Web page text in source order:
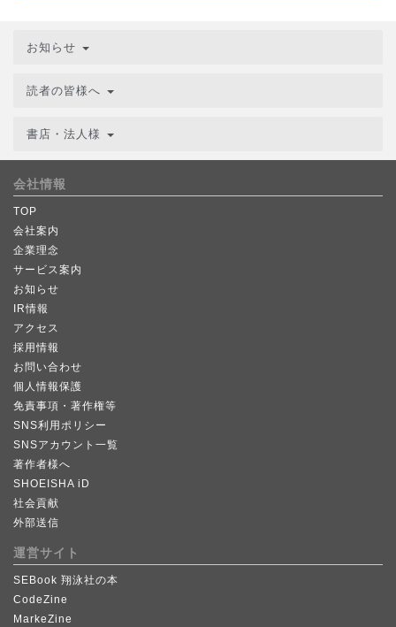
お知らせ
読者の皆様へ
書店・法人様
会社情報
TOP
会社案内
企業理念
サービス案内
お知らせ
IR情報
アクセス
採用情報
お問い合わせ
個人情報保護
免責事項・著作権等
SNS利用ポリシー
SNSアカウント一覧
著作者様へ
SHOEISHA iD
社会貢献
外部送信
運営サイト
SEBook 翔泳社の本
CodeZine
MarkeZine